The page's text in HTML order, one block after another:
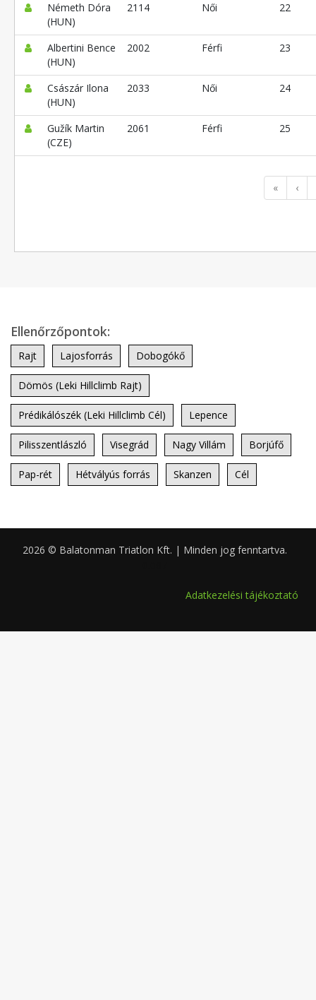
Németh Dóra
(HUN)
2114 Női 22
Albertini Bence
(HUN)
2002 Férfi 23
Császár Ilona
(HUN)
2033 Női 24
Gužík Martin
(CZE)
2061 Férfi 25
« ‹
Ellenőrzőpontok:
Rajt Lajosforrás Dobogókő
Dömös (Leki Hillclimb Rajt)
Prédikálószék (Leki Hillclimb Cél) Lepence
Pilisszentlászló Visegrád Nagy Villám Borjúfő
Pap-rét Hétvályús forrás Skanzen Cél
2026 © Balatonman Triatlon Kft. | Minden jog fenntartva.
Adatkezelési tájékoztató